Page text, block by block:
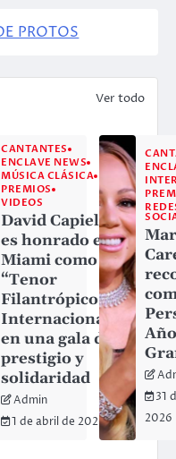
Ver todo
CANTANTES
ENCLAVE NEWS
MÚSICA CLÁSICA
PREMIOS
VIDEOS
David Capiello
es honrado en
Miami como
“Tenor
Filantrópico
Internacional”
en una gala de
prestigio y
solidaridad
Admin
1 de abril de 2026
31
2026